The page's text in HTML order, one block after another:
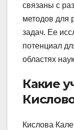
связаны с
методов для
задач. Ее
потенциал
областях
Какие
Кислова